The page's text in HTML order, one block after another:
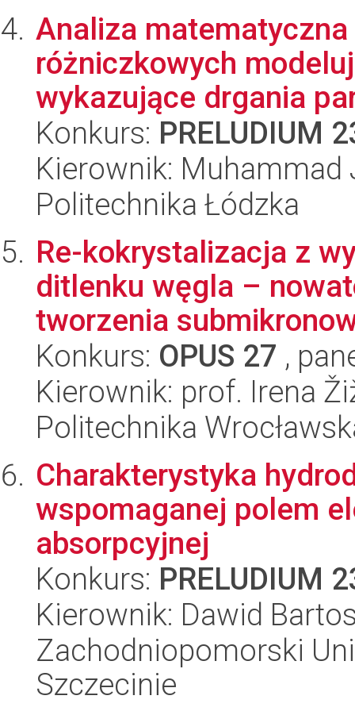
Analiza
różniczkowych
wykazujące drgania
Konkurs: PRELUDIUM
Kierownik: Muhammad
Politechnika Łódzka
Re-kokrystalizacja z
ditlenku węgla –
tworzenia
Konkurs: OPUS 27 ,
Kierownik: prof. Irena
Politechnika
Charakterystyka
wspomaganej polem
absorpcyjnej
Konkurs: PRELUDIUM
Kierownik: Dawid
Zachodniopomorski
Szczecinie